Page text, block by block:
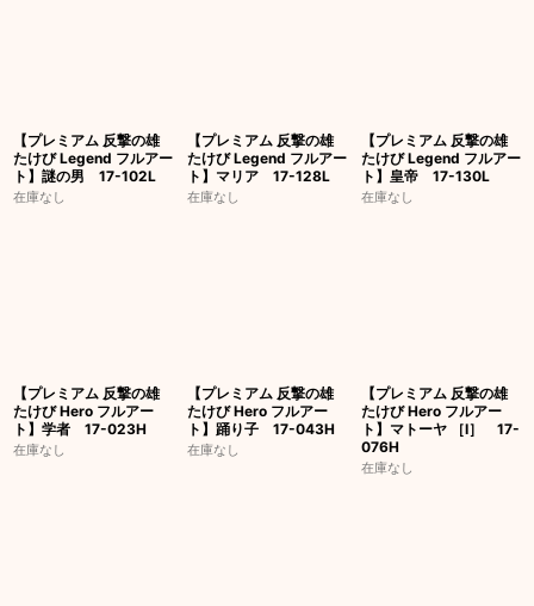
【プレミアム 反撃の雄
たけび Legend フルアー
ト】謎の男 17-102L
在庫なし
【プレミアム 反撃の雄
たけび Legend フルアー
ト】マリア 17-128L
在庫なし
【プレミアム 反撃の雄
たけび Legend フルアー
ト】皇帝 17-130L
在庫なし
【プレミアム 反撃の雄
たけび Hero フルアー
ト】学者 17-023H
在庫なし
【プレミアム 反撃の雄
たけび Hero フルアー
ト】踊り子 17-043H
在庫なし
【プレミアム 反撃の雄
たけび Hero フルアー
ト】マトーヤ ［I］ 17-
076H
在庫なし